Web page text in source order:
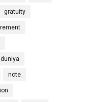
gratuity
ncte